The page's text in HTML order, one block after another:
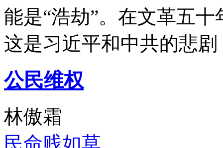
能是“浩劫”。在文革五
这是习近平和中共的悲
公民维权
林傲霜
民命贱如草